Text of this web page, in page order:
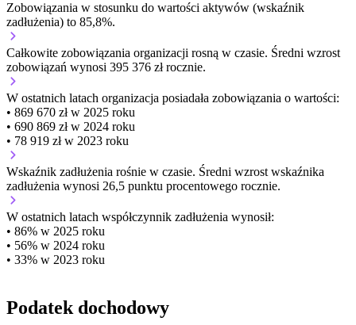
Zobowiązania w stosunku do wartości aktywów (wskaźnik
zadłużenia) to 85,8%.
Całkowite zobowiązania organizacji rosną w czasie. Średni wzrost
zobowiązań wynosi 395 376 zł rocznie.
W ostatnich latach organizacja posiadała zobowiązania o wartości:
• 869 670 zł w 2025 roku
• 690 869 zł w 2024 roku
• 78 919 zł w 2023 roku
Wskaźnik zadłużenia rośnie w czasie. Średni wzrost wskaźnika
zadłużenia wynosi 26,5 punktu procentowego rocznie.
W ostatnich latach współczynnik zadłużenia wynosił:
• 86% w 2025 roku
• 56% w 2024 roku
• 33% w 2023 roku
Podatek dochodowy